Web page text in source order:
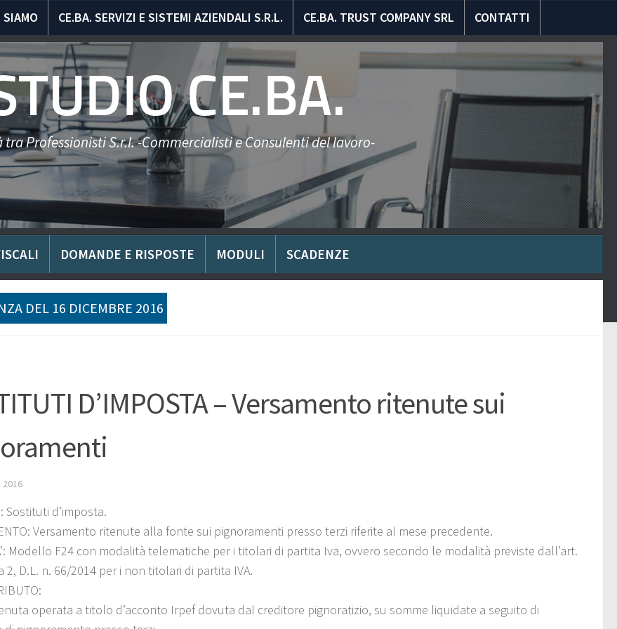
SIAMO CE.BA. SERVIZI E SISTEMI AZIENDALI S.R.L. CE.BA. TRUST COMPANY SRL CONTATTI
CE.BA.
tra Professionisti S.r.l. -Commercialisti e Consulenti del lavoro-
DOMANDE E RISPOSTE MODULI SCADENZE
DEL 16 DICEMBRE 2016
D’IMPOSTA – Versamento ritenute sui
2016
Sostituti d’imposta.
Versamento ritenute alla fonte sui pignoramenti presso terzi riferite al mese precedente.
Modello F24 con modalità telematiche per i titolari di partita Iva, ovvero secondo le modalità previste dall’art.
2, D.L. n. 66/2014 per i non titolari di partita IVA.
operata a titolo d’acconto Irpef dovuta dal creditore pignoratizio, su somme liquidate a seguito di